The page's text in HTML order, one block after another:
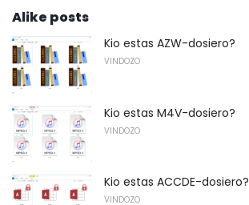
Alike posts
Kio estas AZW-dosiero?
VINDOZO
Kio estas M4V-dosiero?
VINDOZO
Kio estas ACCDE-dosiero?
VINDOZO